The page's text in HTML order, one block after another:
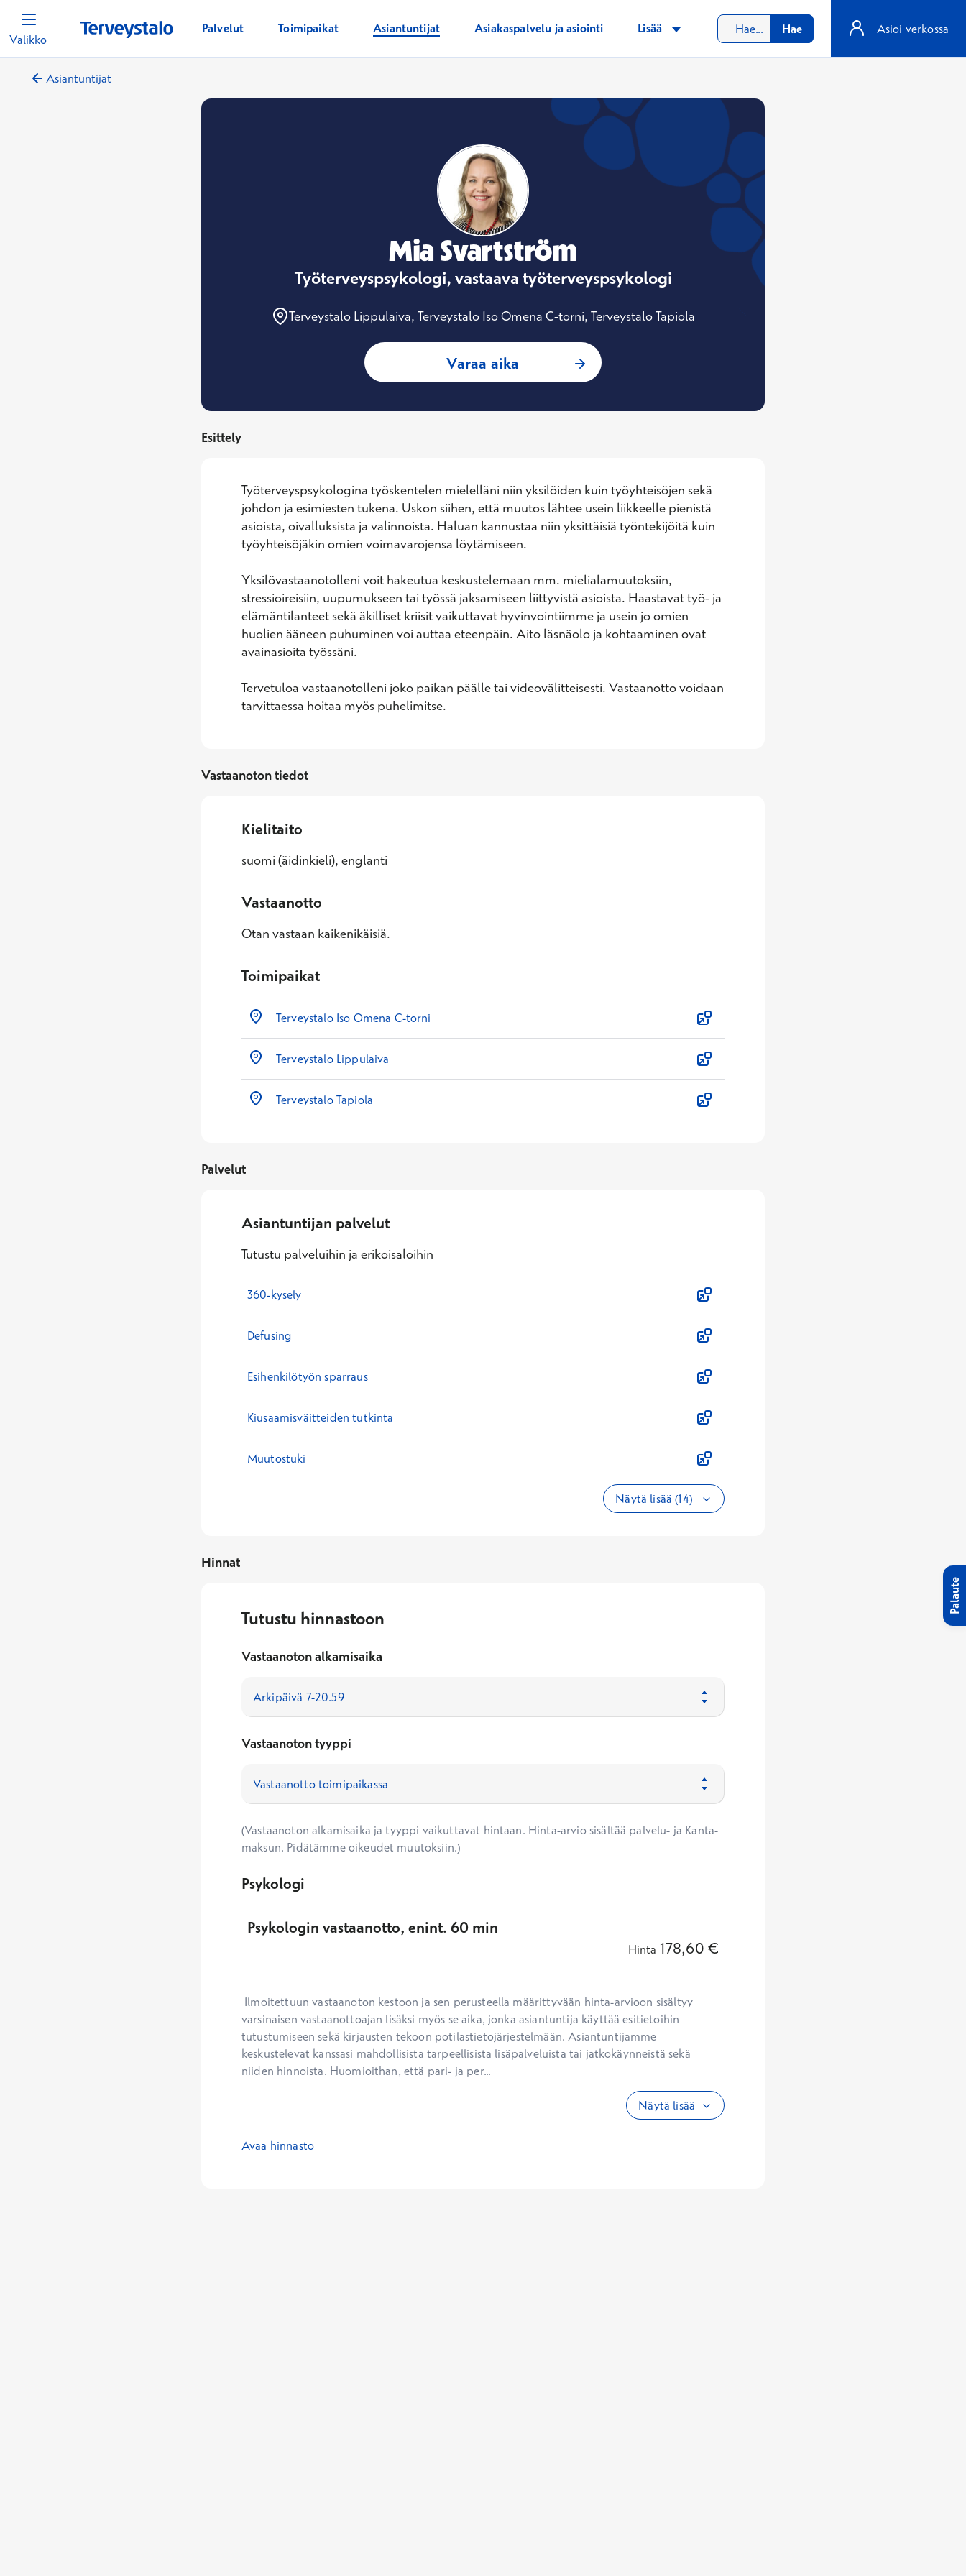
Valikko
Palvelut Toimipaikat Asiantuntijat Asiakaspalvelu ja asiointi Lisää Hae Asioi verkossa
Asiantuntijat
Mia Svartström
Työterveyspsykologi, vastaava työterveyspsykologi
Terveystalo Lippulaiva, Terveystalo Iso Omena C-torni, Terveystalo Tapiola
Varaa aika : Mia Svartström, Työterveyspsykologi, vastaava
Esittely
Työterveyspsykologina työskentelen mielelläni niin yksilöiden kuin työyhteisöjen sekä
johdon ja esimiesten tukena. Uskon siihen, että muutos lähtee usein liikkeelle pienistä
asioista, oivalluksista ja valinnoista. Haluan kannustaa niin yksittäisiä työntekijöitä kuin
työyhteisöjäkin omien voimavarojensa löytämiseen.
Yksilövastaanotolleni voit hakeutua keskustelemaan mm. mielialamuutoksiin,
stressioireisiin, uupumukseen tai työssä jaksamiseen liittyvistä asioista. Haastavat työ- ja
elämäntilanteet sekä äkilliset kriisit vaikuttavat hyvinvointiimme ja usein jo omien
huolien ääneen puhuminen voi auttaa eteenpäin. Aito läsnäolo ja kohtaaminen ovat
avainasioita työssäni.
Tervetuloa vastaanotolleni joko paikan päälle tai videovälitteisesti. Vastaanotto voidaan
tarvittaessa hoitaa myös puhelimitse.
Vastaanoton tiedot
Kielitaito
suomi (äidinkieli), englanti
Vastaanotto
Otan vastaan kaikenikäisiä.
Toimipaikat
Terveystalo Iso Omena C-torni
Terveystalo Lippulaiva
Terveystalo Tapiola
Palvelut
Asiantuntijan palvelut
Tutustu palveluihin ja erikoisaloihin
360-kysely
Defusing
Esihenkilötyön sparraus
Kiusaamisväitteiden tutkinta
Muutostuki
Näytä lisää (14)
Hinnat
Tutustu hinnastoon
Vastaanoton alkamisaika
Vastaanoton tyyppi
(Vastaanoton alkamisaika ja tyyppi vaikuttavat hintaan. Hinta-arvio sisältää palvelu- ja Kanta-
maksun. Pidätämme oikeudet muutoksiin.)
Psykologi
Psykologin vastaanotto, enint. 60 min
Hinta 178,60 €
varsinaisen vastaanottoajan lisäksi myös se aika, jonka asiantuntija käyttää esitietoihin
tutustumiseen sekä kirjausten tekoon potilastietojärjestelmään. Asiantuntijamme
keskustelevat kanssasi mahdollisista tarpeellisista lisäpalveluista tai jatkokäynneistä sekä
niiden hinnoista. Huomioithan, että pari- ja per...
Näytä lisää
Avaa hinnasto
Palaute